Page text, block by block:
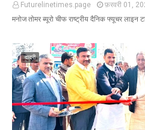
Futurelinetimes.page
फ़रवरी 01,
मनोज तोमर ब्यूरो चीफ राष्ट्रीय दैनिक फ्यूचर लाइन
दादरी